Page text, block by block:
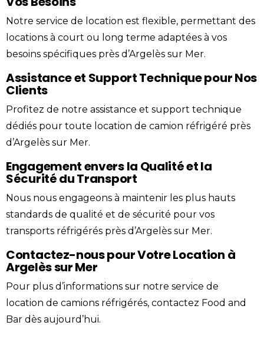
Notre service de location est flexible, permettant des
locations à court ou long terme adaptées à vos
besoins spécifiques près d’Argelès sur Mer.
Assistance et Support Technique pour Nos
Clients
Profitez de notre assistance et support technique
dédiés pour toute location de camion réfrigéré près
d’Argelès sur Mer.
Engagement envers la Qualité et la
Sécurité du Transport
Nous nous engageons à maintenir les plus hauts
standards de qualité et de sécurité pour vos
transports réfrigérés près d’Argelès sur Mer.
Contactez-nous pour Votre Location à
Argelès sur Mer
Pour plus d’informations sur notre service de
location de camions réfrigérés, contactez Food and
Bar dès aujourd’hui.